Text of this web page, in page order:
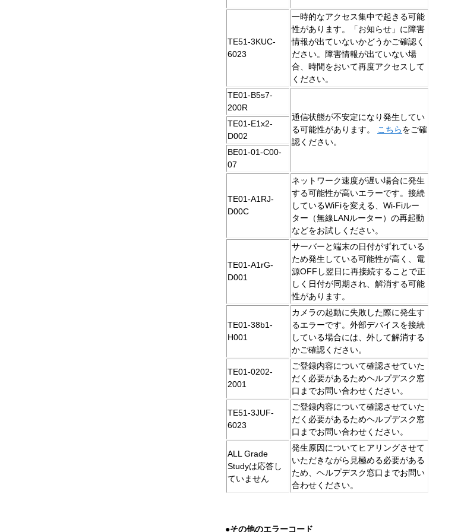
TE51-3KUC-
6023
一時的なアクセス集中で起きる可能
性があります。「お知らせ」に障害
情報が出ていないかどうかご確認く
ださい。障害情報が出ていない場
合、時間をおいて再度アクセスして
ください。
TE01-B5s7-
200R
通信状態が不安定になり発生してい
る可能性があります。
こちらをご確
認ください。
TE01-E1x2-
D002
BE01-01-C00-
07
TE01-A1RJ-
D00C
ネットワーク速度が遅い場合に発生
する可能性が高いエラーです。接続
しているWiFiを変える、Wi-Fiルー
ター（無線LANルーター）の再起動
などをお試しください。
TE01-A1rG-
D001
サーバーと端末の日付がずれている
ため発生している可能性が高く、電
源OFFし翌日に再接続することで正
しく日付が同期され、解消する可能
性があります。
TE01-38b1-
H001
カメラの起動に失敗した際に発生す
るエラーです。外部デバイスを接続
している場合には、外して解消する
かご確認ください。
TE01-0202-
2001
ご登録内容について確認させていた
だく必要があるためヘルプデスク窓
口までお問い合わせください。
TE51-3JUF-
6023
ご登録内容について確認させていた
だく必要があるためヘルプデスク窓
口までお問い合わせください。
ALL Grade
Studyは応答し
ていません
発生原因についてヒアリングさせて
いただきながら見極める必要がある
ため、ヘルプデスク窓口までお問い
合わせください。
●その他のエラーコード